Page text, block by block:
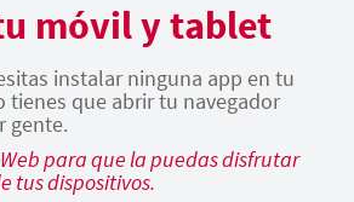
móvil y tablet
instalar ninguna app en tu
que abrir tu navegador
gente.
para que la puedas disfrutar
tus dispositivos.